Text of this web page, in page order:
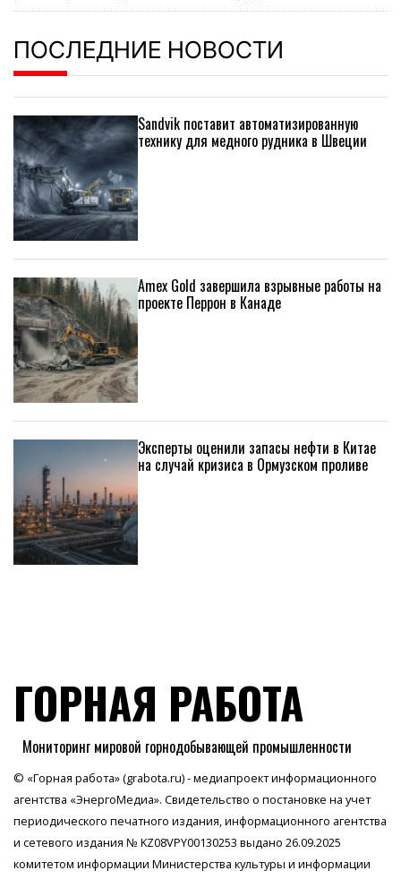
ПОСЛЕДНИЕ НОВОСТИ
Sandvik поставит автоматизированную
технику для медного рудника в Швеции
Amex Gold завершила взрывные работы на
проекте Перрон в Канаде
Эксперты оценили запасы нефти в Китае
на случай кризиса в Ормузском проливе
ГОРНАЯ РАБОТА
Мониторинг мировой горнодобывающей промышленности
© «Горная работа» (grabota.ru) - медиапроект информационного
агентства «ЭнергоМедиа». Свидетельство о постановке на учет
периодического печатного издания, информационного агентства
и сетевого издания № KZ08VPY00130253 выдано 26.09.2025
комитетом информации Министерства культуры и информации